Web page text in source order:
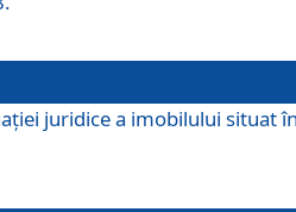
juridice a imobilului situat